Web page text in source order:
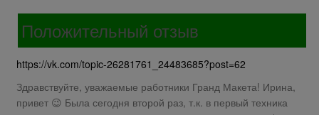
Положительный отзыв
https://vk.com/topic-26281761_24483685?post=62
Здравствуйте, уважаемые работники Гранд Макета! Ирина,
привет 😉 Была сегодня второй раз, т.к. в первый техника